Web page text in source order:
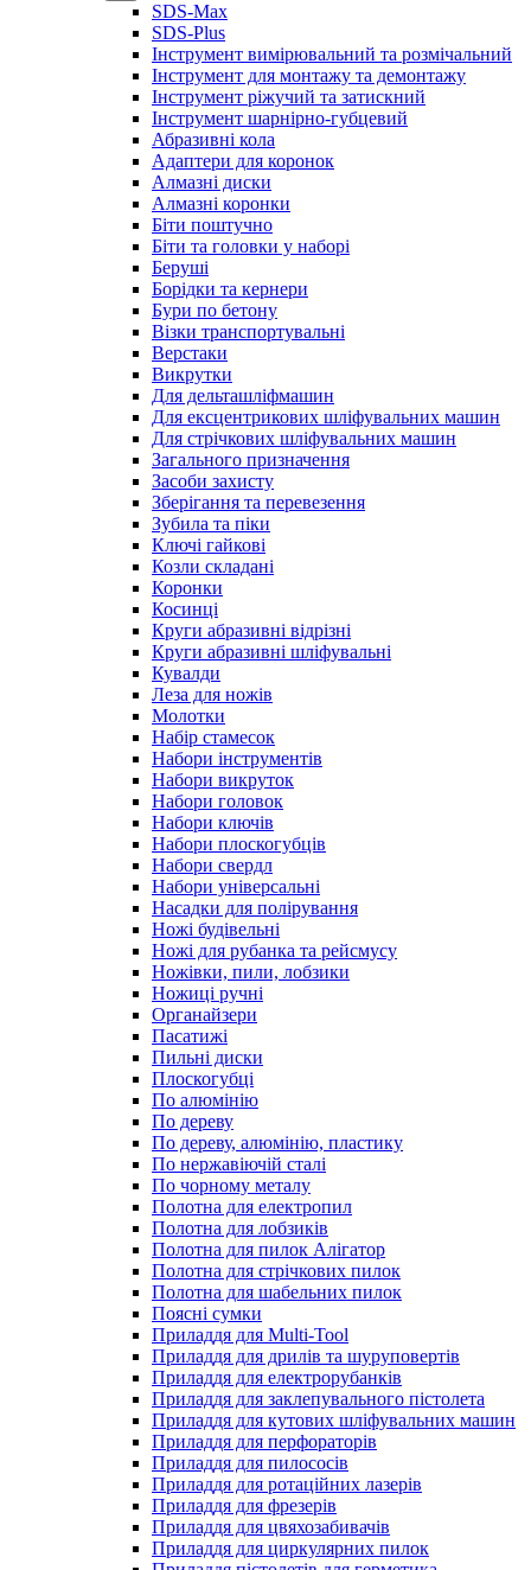
SDS-Max
SDS-Plus
Інструмент вимірювальний та розмічальний
Інструмент для монтажу та демонтажу
Інструмент ріжучий та затискний
Інструмент шарнірно-губцевий
Абразивні кола
Адаптери для коронок
Алмазні диски
Алмазні коронки
Біти поштучно
Біти та головки у наборі
Беруші
Борідки та кернери
Бури по бетону
Візки транспортувальні
Верстаки
Викрутки
Для дельташліфмашин
Для ексцентрикових шліфувальних машин
Для стрічкових шліфувальних машин
Загального призначення
Засоби захисту
Зберігання та перевезення
Зубила та піки
Ключі гайкові
Козли складані
Коронки
Косинці
Круги абразивні відрізні
Круги абразивні шліфувальні
Кувалди
Леза для ножів
Молотки
Набір стамесок
Набори інструментів
Набори викруток
Набори головок
Набори ключів
Набори плоскогубців
Набори свердл
Набори універсальні
Насадки для полірування
Ножі будівельні
Ножі для рубанка та рейсмусу
Ножівки, пили, лобзики
Ножиці ручні
Органайзери
Пасатижі
Пильні диски
Плоскогубці
По алюмінію
По дереву
По дереву, алюмінію, пластику
По нержавіючій сталі
По чорному металу
Полотна для електропил
Полотна для лобзиків
Полотна для пилок Алігатор
Полотна для стрічкових пилок
Полотна для шабельних пилок
Поясні сумки
Приладдя для Multi-Tool
Приладдя для дрилів та шуруповертів
Приладдя для електрорубанків
Приладдя для заклепувального пістолета
Приладдя для кутових шліфувальних машин
Приладдя для перфораторів
Приладдя для пилососів
Приладдя для ротаційних лазерів
Приладдя для фрезерів
Приладдя для цвяхозабивачів
Приладдя для циркулярних пилок